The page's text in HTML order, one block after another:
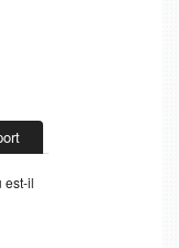
est-il